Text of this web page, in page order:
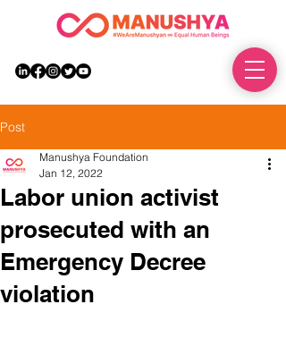
Post
Labor union activist
prosecuted with an
Emergency Decree
violation
Manushya Foundation
Jan 12, 2022